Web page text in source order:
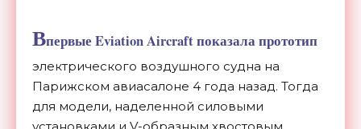
Впервые Eviation Aircraftпоказалапрототип
электрического воздушного судна на
Парижском авиасалоне 4 года назад. Тогда
для модели, наделенной силовыми